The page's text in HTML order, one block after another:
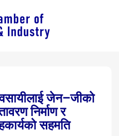
जेन–जीको
निर्माण र
सहमति